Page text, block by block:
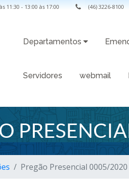
11:30 - 13:00 às 17:00 (46) 3226-8100
Departamentos
Servidores webmail
Pregão Presencial 0005/2020